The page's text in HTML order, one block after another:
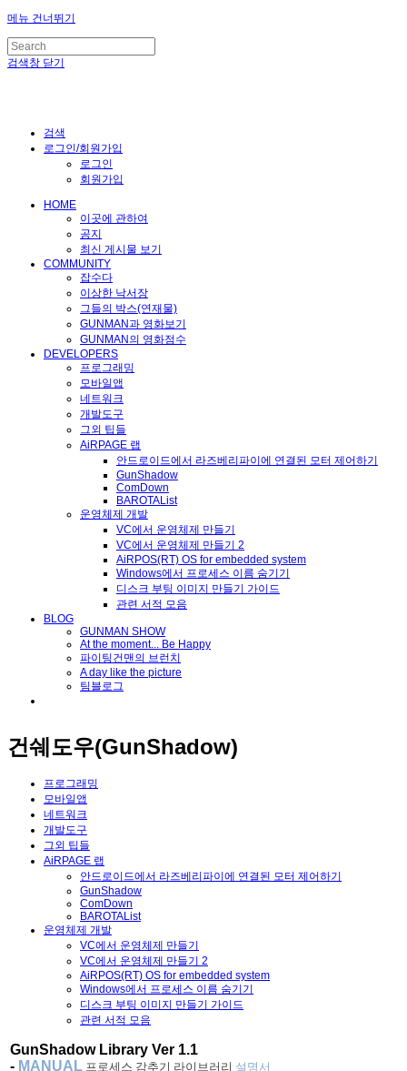
메뉴 건너뛰기
검색창 닫기
검색
로그인/회원가입
로그인
회원가입
HOME
이곳에 관하여
공지
최신 게시물 보기
COMMUNITY
잡수다
이상한 낙서장
그들의 박스(연재물)
GUNMAN과 영화보기
GUNMAN의 영화점수
DEVELOPERS
프로그래밍
모바일앱
네트워크
개발도구
그외 팁들
AiRPAGE 랩
안드로이드에서 라즈베리파이에 연결된 모터 제어하기
GunShadow
ComDown
BAROTAList
운영체제 개발
VC에서 운영체제 만들기
VC에서 운영체제 만들기 2
AiRPOS(RT) OS for embedded system
Windows에서 프로세스 이름 숨기기
디스크 부팅 이미지 만들기 가이드
관련 서적 모음
BLOG
GUNMAN SHOW
At the moment... Be Happy
파이팅건맨의 브런치
A day like the picture
팀블로그
건쉐도우(GunShadow)
프로그래밍
모바일앱
네트워크
개발도구
그외 팁들
AiRPAGE 랩
안드로이드에서 라즈베리파이에 연결된 모터 제어하기
GunShadow
ComDown
BAROTAList
운영체제 개발
VC에서 운영체제 만들기
VC에서 운영체제 만들기 2
AiRPOS(RT) OS for embedded system
Windows에서 프로세스 이름 숨기기
디스크 부팅 이미지 만들기 가이드
관련 서적 모음
GunShadow Library Ver 1.1
- MANUAL 프로세스 감추기 라이브러리 설명서